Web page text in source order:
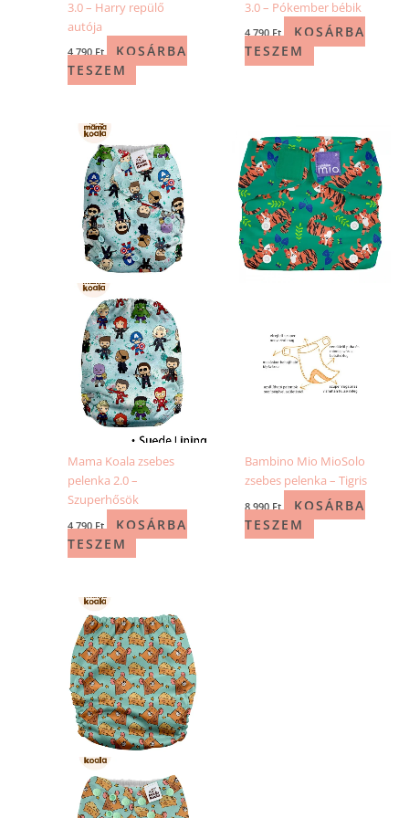
3.0 – Harry repülő
autója
4 790Ft
KOSÁRBA
TESZEM
3.0 – Pókember bébik
4 790Ft
KOSÁRBA
TESZEM
Mama Koala zsebes
pelenka 2.0 –
Szuperhősök
4 790 Ft
KOSÁRBA
TESZEM
Bambino Mio MioSolo
zsebes pelenka – Tigris
8 990 Ft
KOSÁRBA
TESZEM